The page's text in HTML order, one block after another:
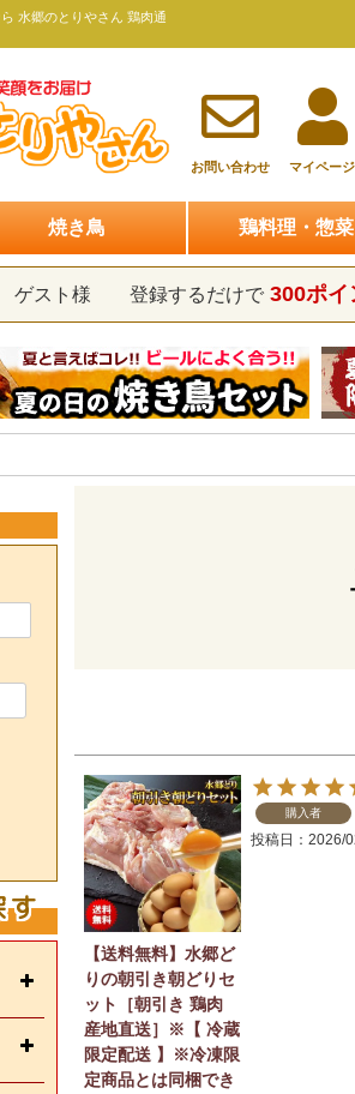
水郷のとりやさん 鶏肉通
お問い合わせ マイページ
焼き鳥 鶏料理・惣菜
、 ゲスト様 登録するだけで 300ポイ
す
【送料無料】水郷ど
りの朝引き朝どりセ
ット［朝引き 鶏肉
産地直送］※【 冷蔵
限定配送 】※冷凍限
定商品とは同梱でき
購入者
投稿日 2026/